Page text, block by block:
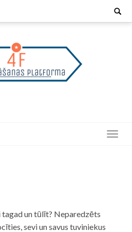
Search
tagad un tūlīt? Neparedzēts
sevi un savus tuviniekus